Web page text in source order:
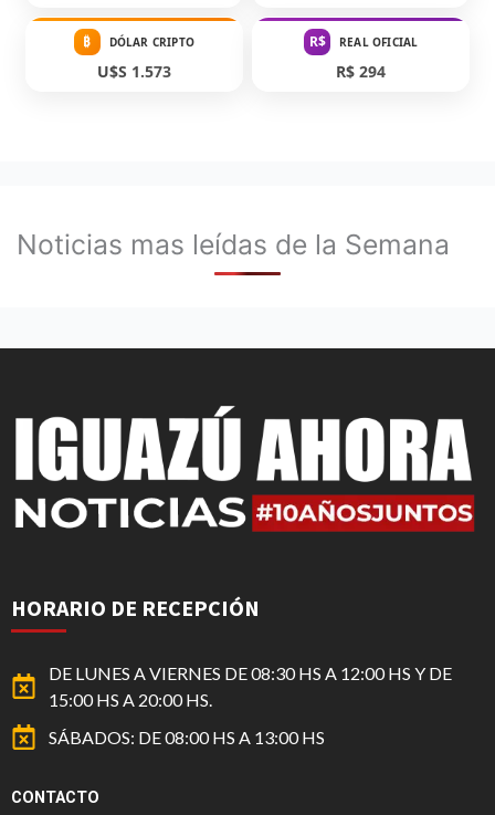
₿ DÓLAR CRIPTO
U$S 1.573
R$ REAL OFICIAL
R$ 294
Noticias mas leídas de la Semana
HORARIO DE RECEPCIÓN
DE LUNES A VIERNES DE 08:30 HS A 12:00 HS Y DE
15:00 HS A 20:00 HS.
SÁBADOS: DE 08:00 HS A 13:00 HS
CONTACTO